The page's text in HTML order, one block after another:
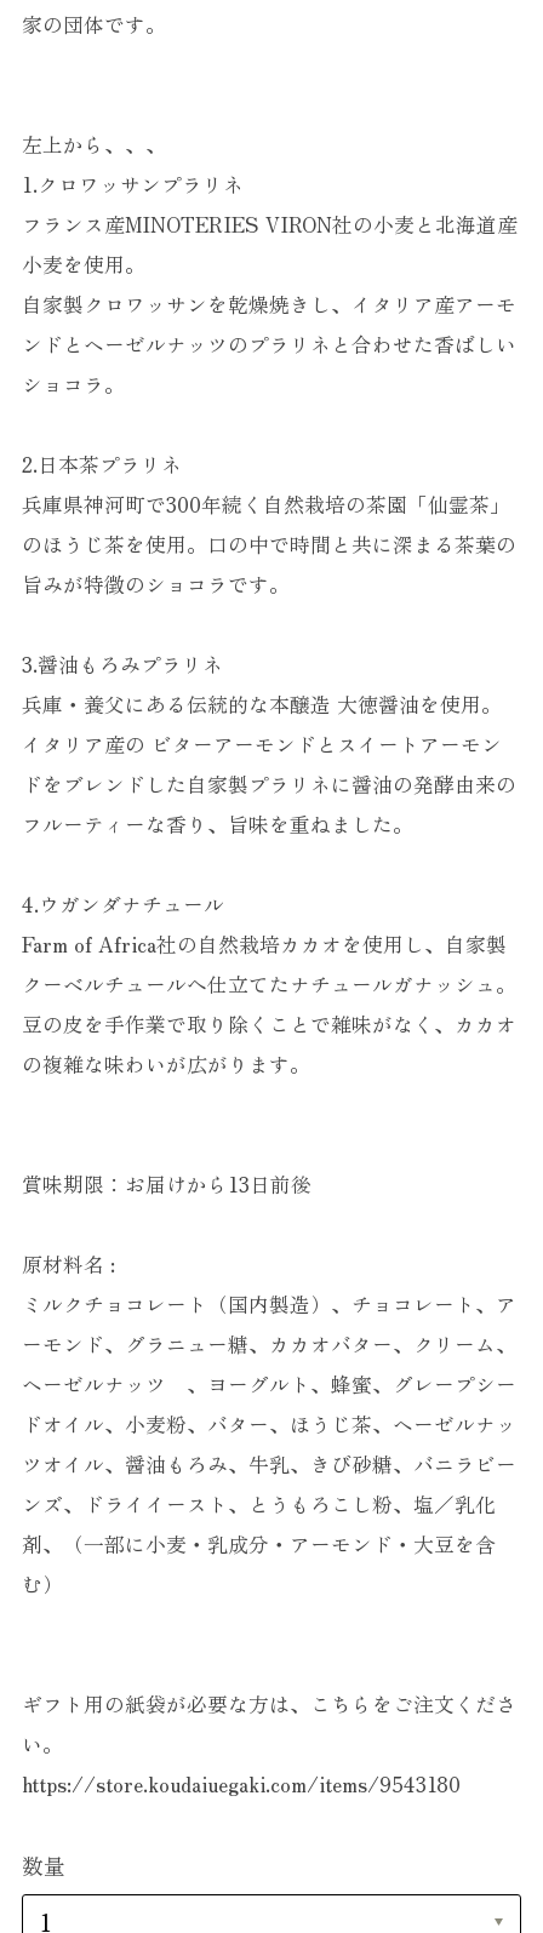
家の団体です。
左上から、、、
1.クロワッサンプラリネ
フランス産MINOTERIES VIRON社の小麦と北海道産
小麦を使用。
自家製クロワッサンを乾燥焼きし、イタリア産アーモ
ンドとヘーゼルナッツのプラリネと合わせた香ばしい
ショコラ。
2.日本茶プラリネ
兵庫県神河町で300年続く自然栽培の茶園「仙霊茶」
のほうじ茶を使用。口の中で時間と共に深まる茶葉の
旨みが特徴のショコラです。
3.醤油もろみプラリネ
兵庫・養父にある伝統的な本醸造 大徳醤油を使用。
イタリア産の ビターアーモンドとスイートアーモン
ドをブレンドした自家製プラリネに醤油の発酵由来の
フルーティーな香り、旨味を重ねました。
4.ウガンダナチュール
Farm of Africa社の自然栽培カカオを使用し、自家製
クーベルチュールへ仕立てたナチュールガナッシュ。
豆の皮を手作業で取り除くことで雑味がなく、カカオ
の複雑な味わいが広がります。
賞味期限：お届けから13日前後
原材料名 :
ミルクチョコレート（国内製造）、チョコレート、ア
ーモンド、グラニュー糖、カカオバター、クリーム、
ヘーゼルナッツ 、ヨーグルト、蜂蜜、グレープシー
ドオイル、小麦粉、バター、ほうじ茶、ヘーゼルナッ
ツオイル、醤油もろみ、牛乳、きび砂糖、バニラビー
ンズ、ドライイースト、とうもろこし粉、塩／乳化
剤、（一部に小麦・乳成分・アーモンド・大豆を含
む）
ギフト用の紙袋が必要な方は、こちらをご注文くださ
い。
https://store.koudaiuegaki.com/items/9543180
数量